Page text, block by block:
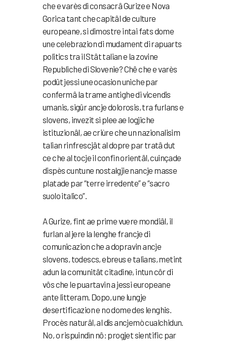
che e varès di consacrâ Gurize e Nova
Gorica tant che capitâl de culture
europeane, si dimostre intai fats dome
une celebrazion di mudament di rapuarts
politics tra il Stât talian e la zovine
Republiche di Slovenie? Chê che e varès
podût jessi une ocasion uniche par
confermâ la trame antighe di vicendis
umanis, sigûr ancje dolorosis, tra furlans e
slovens, invezit si plee ae logjiche
istituzionâl, ae criùre che un nazionalisim
talian rinfrescjât al dopre par tratâ dut
ce che al tocje il confin orientâl, cuinçade
dispès cuntune nostalgjie nancje masse
platade par “terre irredente” e “sacro
suolo italico”.
A Gurize, fint ae prime vuere mondiâl, il
furlan al jere la lenghe francje di
comunicazion che a dopravin ancje
slovens, todescs, ebreus e talians, metint
adun la comunitât citadine, intun côr di
vôs che le puartavin a jessi europeane
ante litteram. Dopo, une lungje
desertificazion e no dome des lenghis.
Procès naturâl, al dîs ancjemò cualchidun.
No, o rispuindìn nô: progjet sientific par